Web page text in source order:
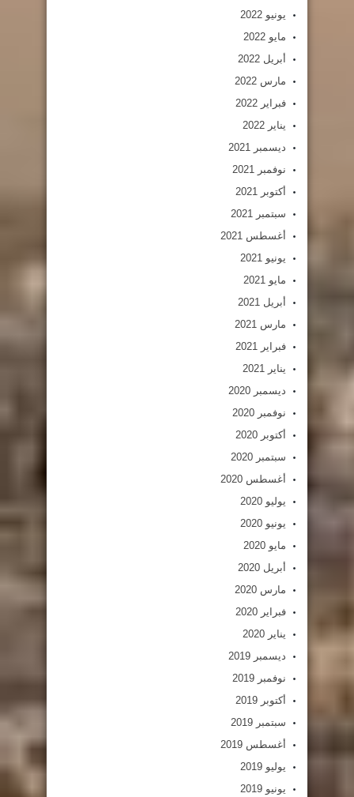
يونيو 2022
مايو 2022
أبريل 2022
مارس 2022
فبراير 2022
يناير 2022
ديسمبر 2021
نوفمبر 2021
أكتوبر 2021
سبتمبر 2021
أغسطس 2021
يونيو 2021
مايو 2021
أبريل 2021
مارس 2021
فبراير 2021
يناير 2021
ديسمبر 2020
نوفمبر 2020
أكتوبر 2020
سبتمبر 2020
أغسطس 2020
يوليو 2020
يونيو 2020
مايو 2020
أبريل 2020
مارس 2020
فبراير 2020
يناير 2020
ديسمبر 2019
نوفمبر 2019
أكتوبر 2019
سبتمبر 2019
أغسطس 2019
يوليو 2019
يونيو 2019